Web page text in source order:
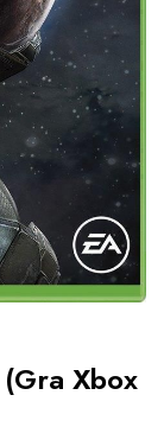
Xbox